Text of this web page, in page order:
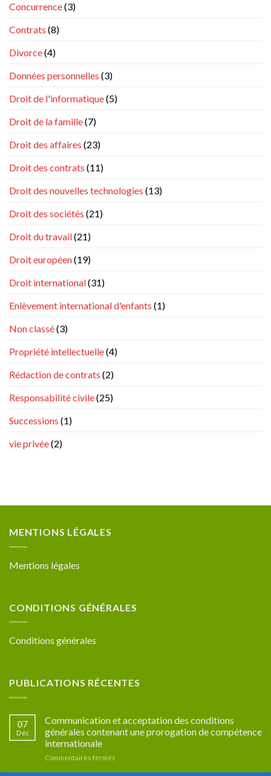
Concurrence(3)
Contrats (8)
Divorce(4)
Données personnelles (3)
Droit de l'informatique(5)
Droit de la famille(7)
Droit des affaires (23)
Droit des contrats (11)
Droit des nouvelles technologies (13)
Droit des sociétés (21)
Droit du travail(21)
Droit européen(19)
Droit international(31)
Enlèvement international d'enfants (1)
Non classé(3)
Propriété intellectuelle(4)
Rédaction de contrats (2)
Responsabilité civile(25)
Successions (1)
vie privée(2)
MENTIONS LÉGALES
Mentions légales
CONDITIONS GÉNÉRALES
Conditions générales
PUBLICATIONS RÉCENTES
07
Déc
Communication et acceptation des conditions
générales contenant une prorogation de compétence
internationale
Commentaires fermés